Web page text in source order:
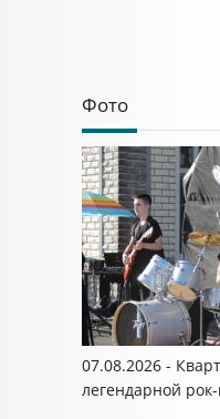
Фото
07.08.2026 -
легендарной